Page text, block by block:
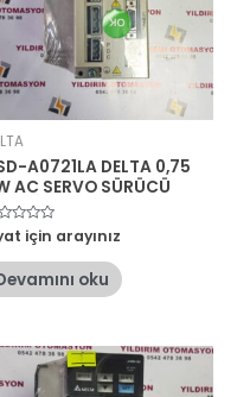
A0721LA DELTA 0,75
AC SERVO SÜRÜCÜ
için arayınız
oku